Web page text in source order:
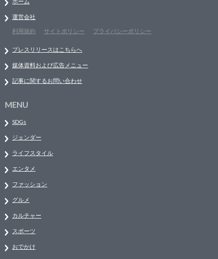
運営会社
利用規約
サイトポリシー プライバシーポリシー
プレスリリースはこちらへ
媒体資料および広告メニュー
記事に関するお問い合わせ
MENU
SDGs
ジェンダー
ライフスタイル
エンタメ
ファッション
グルメ
カルチャー
スポーツ
おでかけ